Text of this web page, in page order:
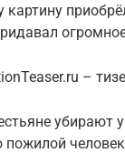
картину
–
убирают
пожи­лой